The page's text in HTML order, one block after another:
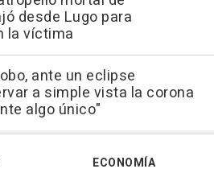
desde Lugo para
la víctima
ante un eclipse
a simple vista la corona
algo único"
ECONOMÍA